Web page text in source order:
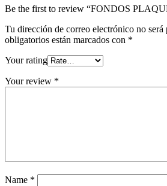
Be the first to review “FONDOS
Tu dirección de correo electrónico no será
obligatorios están marcados con *
Your rating
Your review *
Name *